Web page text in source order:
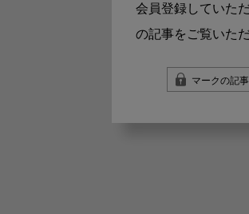
会員登録していた
の記事をご覧いた
マークの記